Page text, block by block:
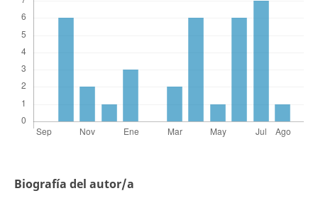
Biografía del autor/a